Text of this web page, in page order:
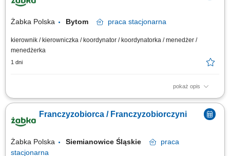
asortymentu sklepu do potrzeb lokalnego rynku. Współpraca z centralą w
Żabka Polska Bytom praca stacjonarna
kierownik / kierowniczka / koordynator / koordynatorka / menedżer /
menedżerka
1 dni
pokaż opis
Główne zadania: Prowadzenie własnej działalności gospodarczej w
oparciu o sprawdzony model biznesowy. Dbanie o wysoką jakość obsługi.
Monitorowanie stanów magazynowych i zamówień. Dostosowywanie
asortymentu sklepu do potrzeb lokalnego rynku. Współpraca z centralą w
Franczyzobiorca / Franczyzobiorczyni
Żabka Polska Siemianowice Śląskie
praca
stacjonarna